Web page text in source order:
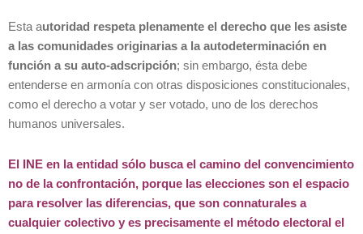
Esta autoridad respeta plenamente el derecho que les asiste
a las comunidades originarias a la autodeterminación en
función a su auto-adscripción; sin embargo, ésta debe
entenderse en armonía con otras disposiciones constitucionales,
como el derecho a votar y ser votado, uno de los derechos
humanos universales.
El INE en la entidad sólo busca el camino del convencimiento
no de la confrontación, porque las elecciones son el espacio
para resolver las diferencias, que son connaturales a
cualquier colectivo y es precisamente el método electoral el